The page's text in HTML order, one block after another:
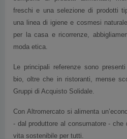
freschi e una selezione di prodotti
una linea di igiene e cosmesi
per la casa e ricorrenze,
moda etica.
Le principali referenze sono
bio, oltre che in ristoranti, mense
Gruppi di Acquisto Solidale.
Con Altromercato si alimenta
- dal produttore al consumatore - che
vita sostenibile per tutti.